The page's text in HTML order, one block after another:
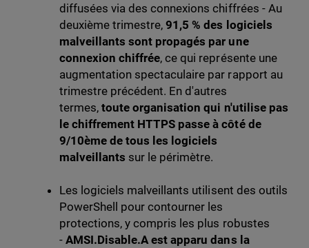
diffusées via des connexions chiffrées - Au
deuxième trimestre,91,5 % des logiciels
malveillants sont propagés par une
connexion chiffrée, ce qui représente une
augmentation spectaculaire par rapport au
trimestre précédent. En d'autres
termes,toute organisation qui n'utilise pas
le chiffrement HTTPS passe à côté de
9/10ème de tous les logiciels
malveillants sur le périmètre.
Les logiciels malveillants utilisent des outils
PowerShell pour contourner les
protections, y compris les plus robustes
-AMSI.Disable.A est apparu dans la